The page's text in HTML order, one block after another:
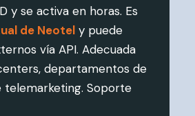
y se activa en horas. Es
de Neotel y puede
vía API. Adecuada
departamentos de
telemarketing. Soporte